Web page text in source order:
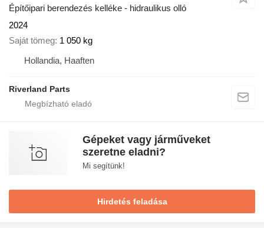
Építőipari berendezés kelléke - hidraulikus olló
2024
Saját tömeg 1 050 kg
Hollandia, Haaften
Riverland Parts
Gépeket vagy járműveket
szeretne eladni?
Mi segítünk!
Hirdetés feladása